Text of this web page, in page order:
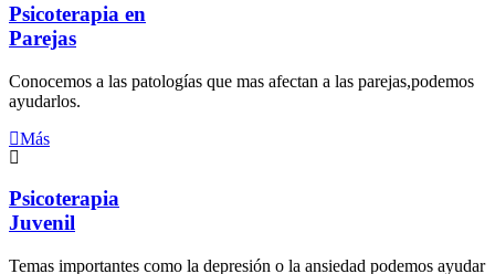
Psicoterapia en
Parejas
Conocemos a las patologías que mas afectan a las parejas,podemos
ayudarlos.
Más
Psicoterapia
Juvenil
Temas importantes como la depresión o la ansiedad podemos ayudar